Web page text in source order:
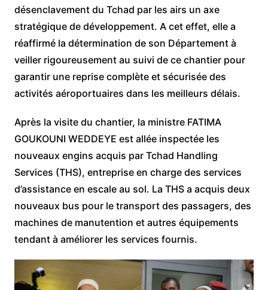
désenclavement du Tchad par les airs un axe
stratégique de développement. A cet effet, elle a
réaffirmé la détermination de son Département à
veiller rigoureusement au suivi de ce chantier pour
garantir une reprise complète et sécurisée des
activités aéroportuaires dans les meilleurs délais.
Après la visite du chantier, la ministre FATIMA
GOUKOUNI WEDDEYE est allée inspectée les
nouveaux engins acquis par Tchad Handling
Services (THS), entreprise en charge des services
d’assistance en escale au sol. La THS a acquis deux
nouveaux bus pour le transport des passagers, des
machines de manutention et autres équipements
tendant à améliorer les services fournis.